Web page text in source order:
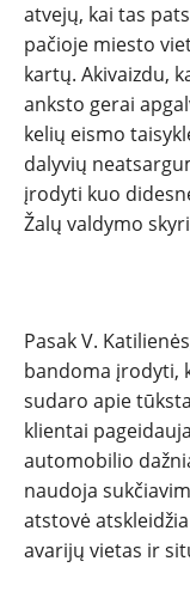
atvejų, kai tas
pačioje miesto
kartų. Akivaizdu,
anksto gerai
kelių eismo
dalyvių
įrodyti kuo
Žalų valdymo
Pasak V.
bandoma įrodyti,
sudaro apie
klientai
automobilio
naudoja
atstovė
avarijų vietas ir